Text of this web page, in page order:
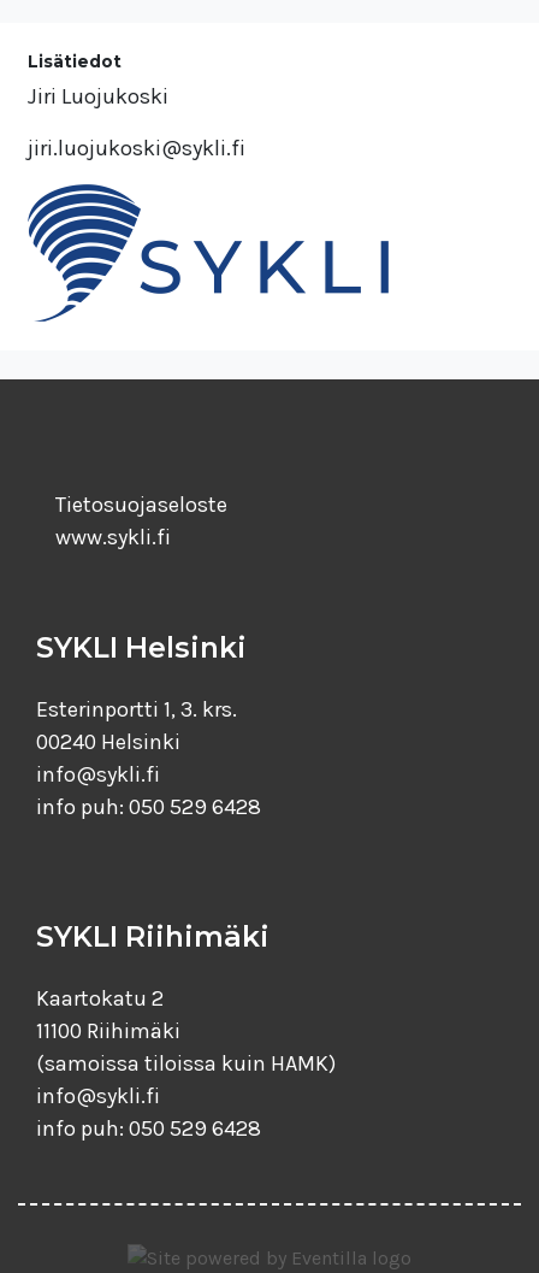
Lisätiedot
Jiri Luojukoski
jiri.luojukoski@sykli.fi
Tietosuojaseloste
www.sykli.fi
SYKLI Helsinki
Esterinportti 1, 3. krs.
00240 Helsinki
info@sykli.fi
info puh: 050 529 6428
SYKLI Riihimäki
Kaartokatu 2
11100 Riihimäki
(samoissa tiloissa kuin HAMK)
info@sykli.fi
info puh: 050 529 6428